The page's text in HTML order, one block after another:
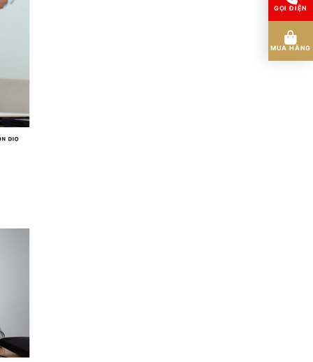
GỌI ĐIỆN
MUA HÀNG